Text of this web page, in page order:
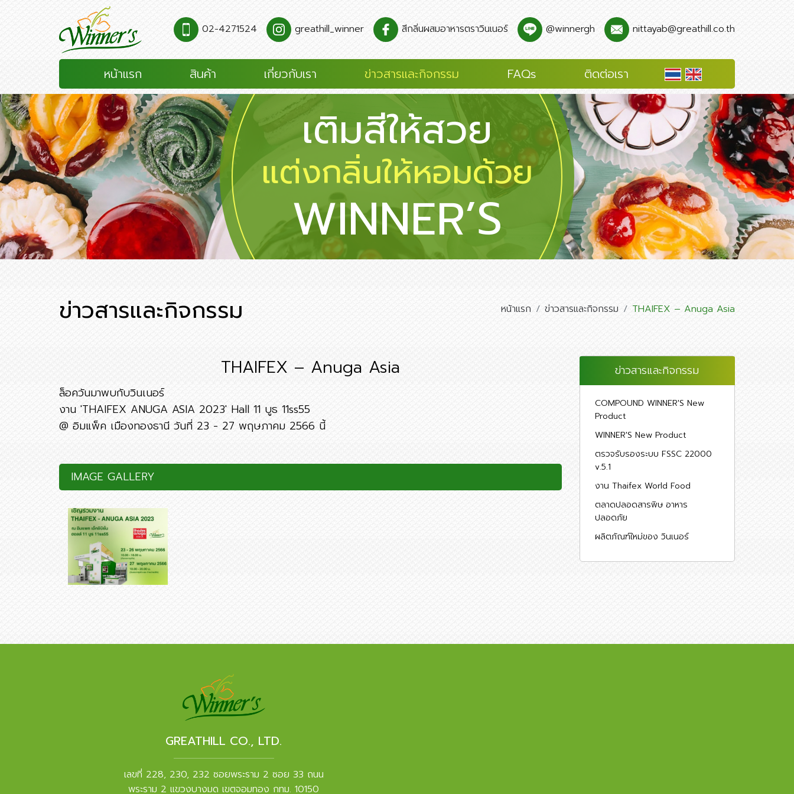
02-4271524 greathill_winner สีกลิ่นผสมอาหารตราวินเนอร์ @winnergh nittayab@greathill.co.th
หน้าแรก สินค้า เกี่ยวกับเรา ข่าวสารและกิจกรรม FAQs ติดต่อเรา
เติมสีให้สวย
แต่งกลิ่นให้หอมด้วย
WINNER’S
ข่าวสารและกิจกรรม หน้าแรก ข่าวสารและกิจกรรม THAIFEX – Anuga Asia
THAIFEX – Anuga Asia
ล็อควันมาพบกับวินเนอร์
งาน 'THAIFEX ANUGA ASIA 2023' Hall 11 บูธ 11ss55
@ อิมแพ็ค เมืองทองธานี วันที่ 23 - 27 พฤษภาคม 2566 นี้
IMAGE GALLERY
ข่าวสารและกิจกรรม
COMPOUND WINNER'S New
Product
WINNER'S New Product
ตรวจรับรองระบบ FSSC 22000
v.5.1
งาน Thaifex World Food
ตลาดปลอดสารพิษ อาหาร
ปลอดภัย
ผลิตภัณฑ์ใหม่ของ วินเนอร์
GREATHILL CO., LTD.
เลขที่ 228, 230, 232 ซอยพระราม 2 ซอย 33 ถนน
พระราม 2 แขวงบางมด เขตจอมทอง กทม. 10150